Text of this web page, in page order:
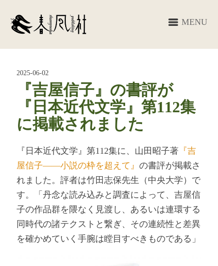
MENU
2025-06-02
『吉屋信子』の書評が
『日本近代文学』第112集
に掲載されました
『日本近代文学』第112集に、山田昭子著 『吉
屋信子――小説の枠を超えて』の書評が掲載さ
れました。評者は竹田志保先生（中央大学）で
す。「丹念な読み込みと調査によって、吉屋信
子の作品群を隈なく見渡し、あるいは連環する
同時代の諸テクストと繋ぎ、その連続性と差異
を確かめていく手腕は瞠目すべきものである」